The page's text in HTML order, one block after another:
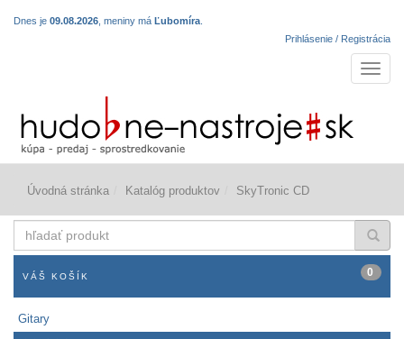
Dnes je 09.08.2026 , meniny má Ľubomíra
Prihlásenie / Registrácia
Úvodná stránka Katalóg produktov SkyTronic CD
produkt
VÁŠ KOŠÍK 0
Gitary